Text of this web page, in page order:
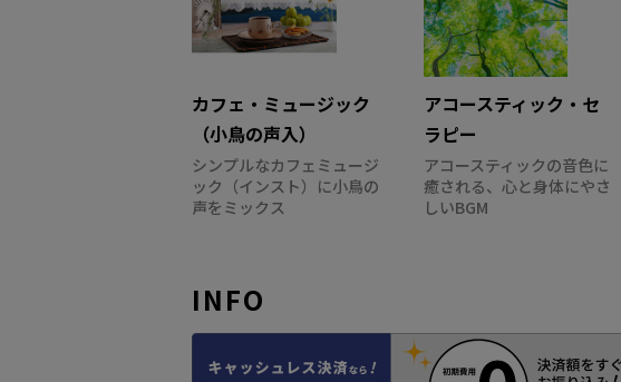
カフェ・ミュージック
（小鳥の声入）
シンプルなカフェミュージ
ック（インスト）に小鳥の
声をミックス
アコースティック・セ
ラピー
アコースティックの音色に
癒される、心と身体にやさ
しいBGM
INFO